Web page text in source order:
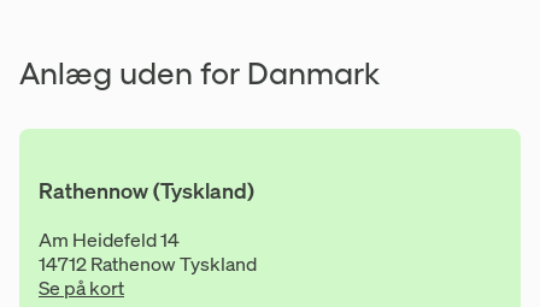
Anlæg uden for Danmark
Rathennow (Tyskland)
Adresse
Am Heidefeld 14
14712 Rathenow Tyskland
Se på kort